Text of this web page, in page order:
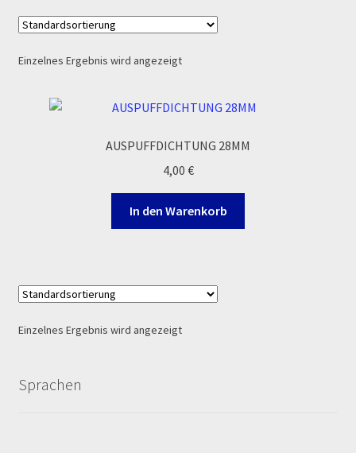
Datenschutzerklärung
Devolución
Echtheit von Bewertungen
Ersatzteile Pitbike
Einzelnes Ergebnis wird angezeigt
AUSPUFFDICHTUNG 28MM
4,00 €
In den Warenkorb
Einzelnes Ergebnis wird angezeigt
Sprachen